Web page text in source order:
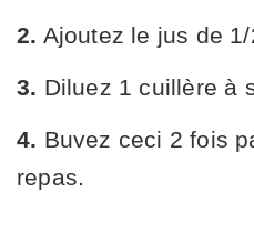
2. Ajoutez le jus de
3. Diluez 1 cuillère à
4. Buvez ceci 2 fois
repas.